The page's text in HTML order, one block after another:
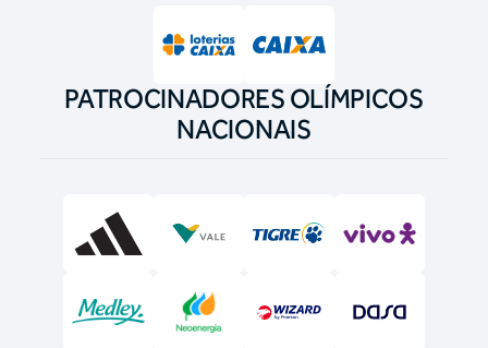
PATROCINADORES OLÍMPICOS
NACIONAIS